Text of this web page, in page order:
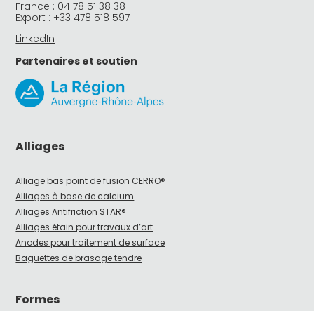
France : 04 78 51 38 38
Export : +33 478 518 597
LinkedIn
Partenaires et soutien
Alliages
Alliage bas point de fusion CERRO®
Alliages à base de calcium
Alliages Antifriction STAR®
Alliages étain pour travaux d’art
Anodes pour traitement de surface
Baguettes de brasage tendre
Formes